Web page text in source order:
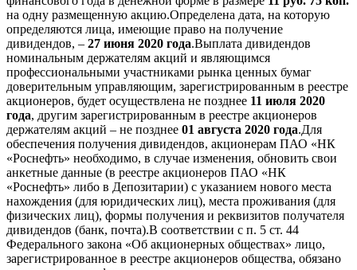
на одну размещенную акцию.Определена дата, на которую
определяются лица, имеющие право на получение
дивидендов, – 27 июня 2020 года.Выплата дивидендов
номинальным держателям акций и являющимся
профессиональными участниками рынка ценных бумаг
доверительным управляющим, зарегистрированным в реестре
акционеров, будет осуществлена не позднее 11 июля 2020
года, другим зарегистрированным в реестре акционеров
держателям акций – не позднее 01 августа 2020 года.Для
обеспечения получения дивидендов, акционерам ПАО «НК
«Роснефть» необходимо, в случае изменения, обновить свои
анкетные данные (в реестре акционеров ПАО «НК
«Роснефть» либо в Депозитарии) с указанием нового места
нахождения (для юридических лиц), места проживания (для
физических лиц), формы получения и реквизитов получателя
дивидендов (банк, почта).В соответствии с п. 5 ст. 44
Федерального закона «Об акционерных обществах» лицо,
зарегистрированное в реестре акционеров общества, обязано